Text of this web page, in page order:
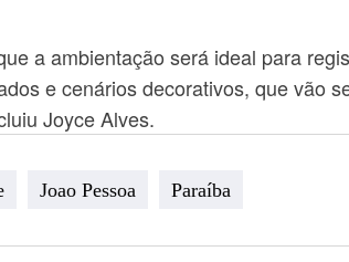
a ambientação será ideal para
e cenários decorativos, que vão
Joyce Alves.
Joao Pessoa Paraíba